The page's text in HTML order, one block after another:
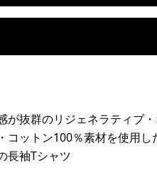
が抜群のリジェネラティブ
コットン100％素材を使用し
長袖Tシャツ